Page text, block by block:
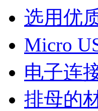
选用优
Micro
电子连
排母的